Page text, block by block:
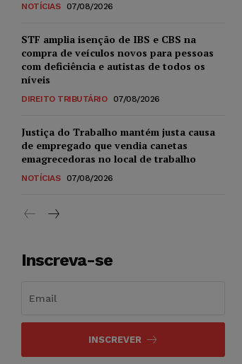
NOTÍCIAS 07/08/2026
STF amplia isenção de IBS e CBS na
compra de veículos novos para pessoas
com deficiência e autistas de todos os
níveis
DIREITO TRIBUTÁRIO 07/08/2026
Justiça do Trabalho mantém justa causa
de empregado que vendia canetas
emagrecedoras no local de trabalho
NOTÍCIAS 07/08/2026
Inscreva-se
INSCREVER